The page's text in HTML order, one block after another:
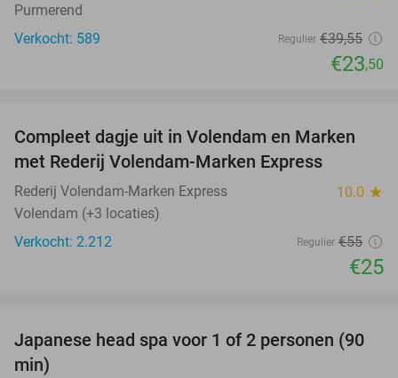
Purmerend
Verkocht: 589
Regulier €39,55
€23,50
55%
Compleet dagje uit in Volendam en Marken
met Rederij Volendam-Marken Express
Rederij Volendam-Marken Express 10.0 star
Volendam (+3 locaties)
Verkocht: 2.212
Regulier €55
€25
31%
Japanese head spa voor 1 of 2 personen (90
min)